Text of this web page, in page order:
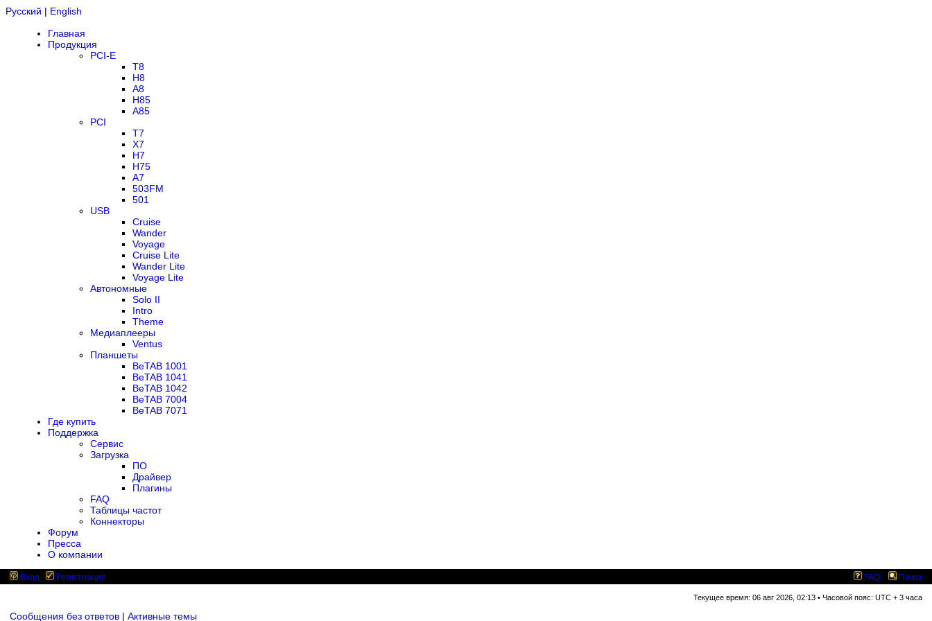
Русский | English
Главная
Продукция
PCI-E
T8
H8
A8
H85
A85
PCI
T7
X7
H7
H75
A7
503FM
501
USB
Cruise
Wander
Voyage
Cruise Lite
Wander Lite
Voyage Lite
Автономные
Solo II
Intro
Theme
Медиаплееры
Ventus
Планшеты
BeTAB 1001
BeTAB 1041
BeTAB 1042
BeTAB 7004
BeTAB 7071
Где купить
Поддержка
Сервис
Загрузка
ПО
Драйвер
Плагины
FAQ
Таблицы частот
Коннекторы
Форум
Пресса
О компании
Вход Регистрация FAQ Поиск
Текущее время: 06 авг 2026, 02:13 • Часовой пояс: UTC + 3 часа
Сообщения без ответов | Активные темы